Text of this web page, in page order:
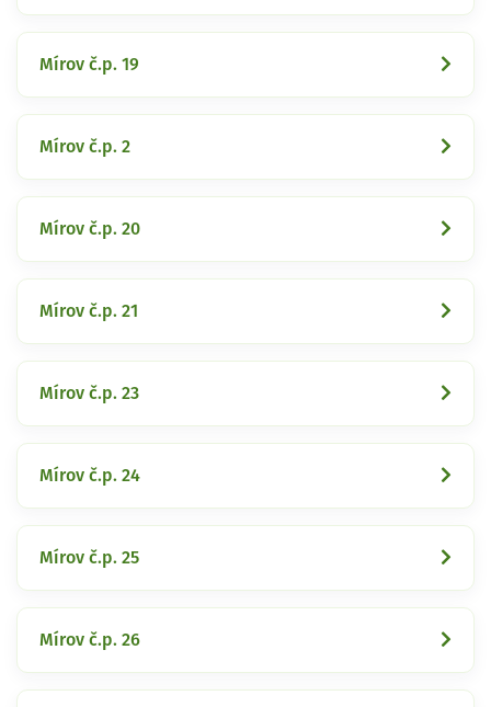
Mírov č.p. 19
Mírov č.p. 2
Mírov č.p. 20
Mírov č.p. 21
Mírov č.p. 23
Mírov č.p. 24
Mírov č.p. 25
Mírov č.p. 26